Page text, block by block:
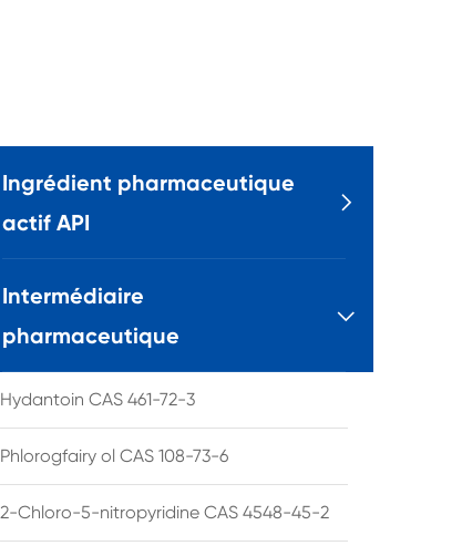
Ingrédient pharmaceutique
actif API

Intermédiaire
pharmaceutique

Hydantoin CAS 461-72-3
Phlorogfairy ol CAS 108-73-6
2-Chloro-5-nitropyridine CAS 4548-45-2